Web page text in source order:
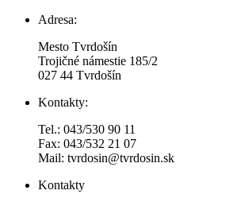
Adresa:
Mesto Tvrdošín
Trojičné námestie 185/2
027 44 Tvrdošín
Kontakty:
Tel.: 043/530 90 11
Fax: 043/532 21 07
Mail: tvrdosin@tvrdosin.sk
Kontakty